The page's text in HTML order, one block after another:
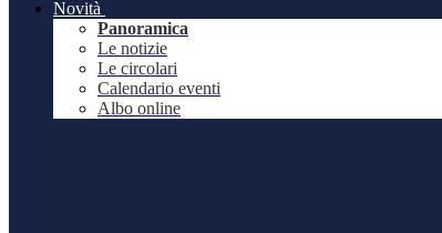
Novità
Panoramica
Le notizie
Le circolari
Calendario eventi
Albo online